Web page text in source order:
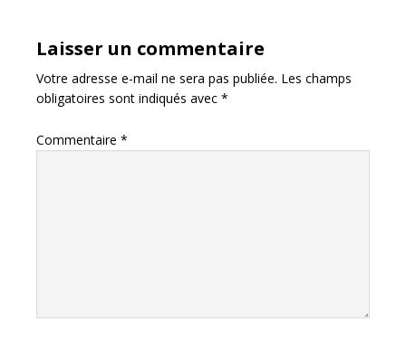
Laisser un commentaire
Votre adresse e-mail ne sera pas publiée. Les champs
obligatoires sont indiqués avec *
Commentaire *